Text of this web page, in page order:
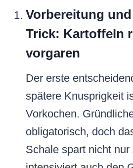
Vorbereitung
Trick: Kartoffeln
vorgaren
Der erste
spätere Knusprigkeit
Vorkochen.
obligatorisch, doch
Schale spart nicht nur